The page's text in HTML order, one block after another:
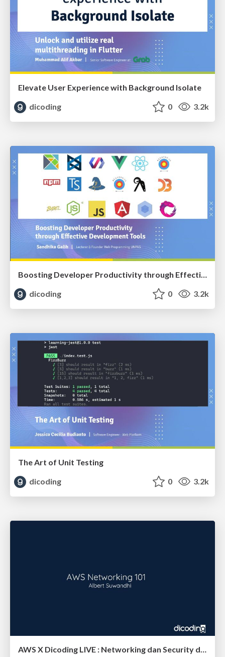
Elevate User Experience with Background Isolate
dicoding
0 3.2k
Boosting Developer Productivity through Effective Development Tools
dicoding
0 3.2k
The Art of Unit Testing
dicoding
0 3.2k
AWS X Dicoding LIVE : Networking dan Security di AWS